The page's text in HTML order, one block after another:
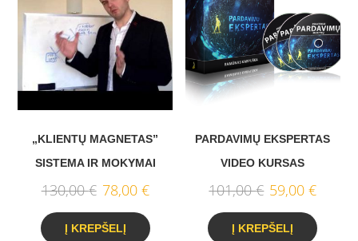
„KLIENTŲ MAGNETAS”
SISTEMA IR MOKYMAI
130,00€ ORIGINAL
PRICE
WAS:
130,00 €.
78,00 €CURRENT
PRICE
IS:
78,00 €.
Į KREPŠELĮ
PARDAVIMŲ EKSPERTAS
VIDEO KURSAS
101,00€ ORIGINAL
PRICE
WAS:
101,00 €.
59,00€
PRICE
59,00
Į KREPŠELĮ